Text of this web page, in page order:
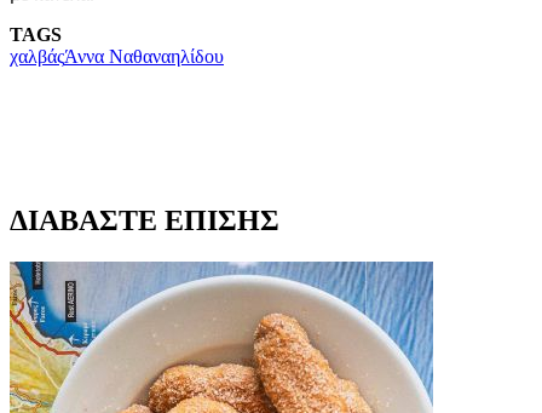
TAGS
χαλβάςΆννα Ναθαναηλίδου
ΔΙΑΒΑΣΤΕ ΕΠΙΣΗΣ